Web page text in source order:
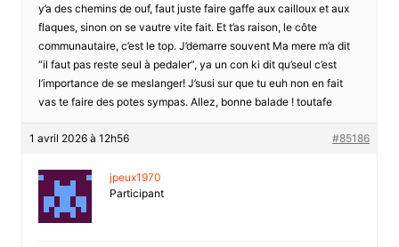
y’a des chemins de ouf, faut juste faire gaffe aux cailloux et aux
flaques, sinon on se vautre vite fait. Et t’as raison, le côte
communautaire, c’est le top. J’demarre souvent Ma mere m’a dit
“il faut pas reste seul à pedaler”, ya un con ki dit qu’seul c’est
l’importance de se meslanger! J’susi sur que tu euh non en fait
vas te faire des potes sympas. Allez, bonne balade ! toutafe
1 avril 2026 à 12h56 #85186
jpeux1970
Participant